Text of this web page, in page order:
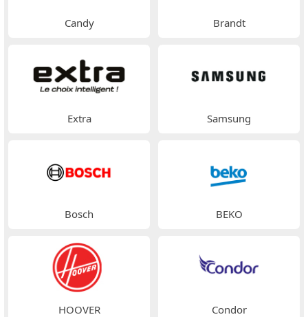
Candy Brandt
Extra Samsung
Bosch BEKO
HOOVER Condor